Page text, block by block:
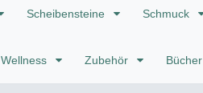
Scheibensteine Schmuck
Wellness Zubehör Bücher